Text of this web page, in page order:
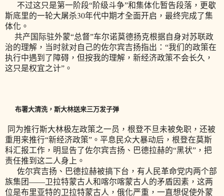
不过这只是第一阶段“阶级斗争”和集体化暂告段落，更歇
斯底里的一轮大屠杀30年代中期才全面开启，最终完成了集
体化。
共产国际驻外蒙“总督”车尔诺莫德扬克根据自身对苏联政
治的理解，当时就对自己的佐尔宾吉扬指出：“我们的政策在
执行中遇到了障碍，但按我的理解，新经济政策不会长久，
这只是权宜之计”。
布署大清洗，斯大林送来三万发子弹
同为推行斯大林极左政策之一员，根登不旦未被免职，还被
重用来推行“新经济政策”。平息民众大暴动后，根登在莫斯
科汇报工作，明显告了佐尔宾吉扬、巴德拉赫的“黑状”，把
责任推到这二人身上。
佐尔宾吉扬、巴德拉赫被搞下台，有人民革命党内两个部
族集团——卫拉特蒙古人和喀尔喀蒙古人的矛盾因素，这两
位是布里亚特的卫拉特蒙古人，俄化严重，一直想促使外蒙